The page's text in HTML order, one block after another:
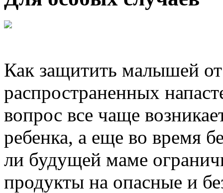
Как защитить малышей
распространенных
вопрос все чаще
ребенка, а еще во время
ли будущей маме
продукты на опасные и